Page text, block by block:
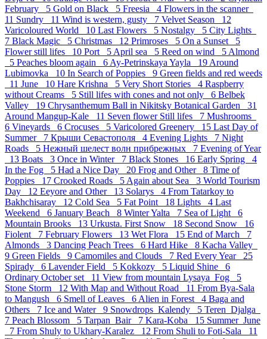
February 5 Gold on Black 5 Freesia 4 Flowers in the scanner
11 Sundry 11 Wind is western, gusty 7 Velvet Season 12
Varicoloured World 10 Last Flowers 5 Nostalgy 5 City Lights
7 Black Magic 5 Christmas 12 Primroses 5 On a Sunset 5
Flower still lifes 10 Port 5 April sea 5 Reed on wind 5 Almond
5 Peaches bloom again 6 Ay-Petrinskaya Yayla 19 Around
Lubimovka 10 In Search of Poppies 9 Green fields and red weeds
11 June 10 Hare Krishna 5 Very Short Stories 4 Raspberry
without Creams 5 Still lifes with cones and not only 6 Belbek
Valley 19 Chrysanthemum Ball in Nikitsky Botanical Garden 31
Around Mangup-Kale 11 Seven flower Still lifes 7 Mushrooms
6 Vineyards 6 Crocuses 5 Varicolored Greenery 15 Last Day of
Summer 7 Крыши Севастополя 4 Evening Lights 7 Night
Roads 5 Нежный шелест волн прибрежных 7 Evening of Year
13 Boats 3 Once in Winter 7 Black Stones 16 Early Spring 4
In the Fog 5 Had a Nice Day 20 Frog and Other 8 Time of
Poppies 17 Crooked Roads 5 Again about Sea 3 World Tourism
Day 12 Eeyore and Other 13 Solarys 4 From Tatarkoy to
Bakhchisaray 12 Cold Sea 5 Fat Point 18 Lights 4 Last
Weekend 6 January Beach 8 Winter Yalta 7 Sea of Light 6
Mountain Brooks 13 Urkusta. First Snow 18 Second Snow 16
Fiolent 7 February Flowers 13 Wet Flora 15 End of March 7
Almonds 3 Dancing Peach Trees 6 Hard Hike 8 Kacha Valley
9 Green Fields 9 Camomiles and Clouds 7 Red Every Year 25
Spirady 6 Lavender Field 5 Kokkozy 5 Liquid Shine 6
Ordinary October set 11 View from mountain Lysaya_Fog 5
Stone Storm 12 With Map and Without Road 11 From Bya-Sala
to Mangush 6 Smell of Leaves 6 Alien in Forest 4 Baga and
Others 7 Ice and Water 9 Snowdrops_Kalendy 5 Teren_Djalga
7 Peach Blossom 5 Tarpan_Bair 7 Kara-Koba 15 Summer_June
7 From Shuly to Ukhary-Karalez 12 From Shuli to Foti-Sala 11